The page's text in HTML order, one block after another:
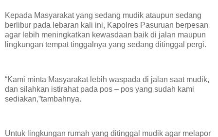
Kepada Masyarakat yang sedang mudik ataupun sedang
berlibur pada lebaran kali ini, Kapolres Pasuruan berpesan
agar lebih meningkatkan kewasdaan baik di jalan maupun
lingkungan tempat tinggalnya yang sedang ditinggal pergi.
“Kami minta Masyarakat lebih waspada di jalan saat mudik,
dan silahkan istirahat pada pos – pos yang sudah kami
sediakan,”tambahnya.
Untuk lingkungan rumah yang ditinggal mudik agar melapor